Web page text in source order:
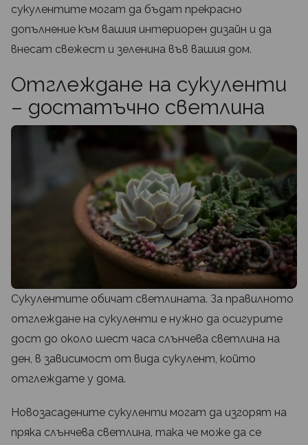
сукулентите могат да бъдат прекрасно
допълнение към вашия интериорен дизайн и да
внесат свежест и зеленина във вашия дом.
Отглеждане на сукуленти
– достатъчно светлина
Сукулентите обичат светлината. За правилното
отглеждане на сукуленти е нужно да осигурите
дост до около шест часа слънчева светлина на
ден, в зависимост от вида сукулент, който
отглеждате у дома.
Новозасадените сукуленти могат да изгорят на
пряка слънчева светлина, така че може да се